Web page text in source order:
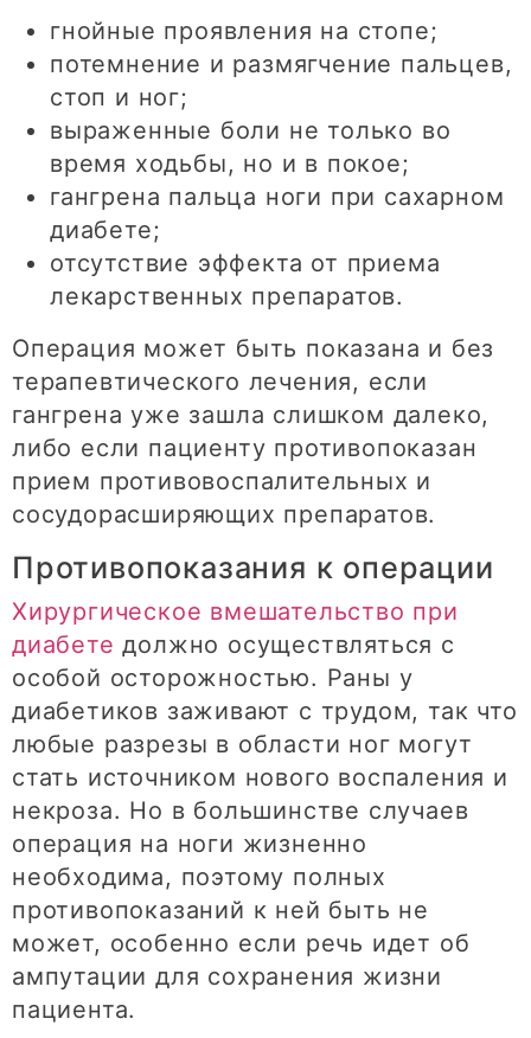
гнойные проявления на стопе;
потемнение и размягчение пальцев,
стоп и ног;
выраженные боли не только во
время ходьбы, но и в покое;
гангрена пальца ноги при сахарном
диабете;
отсутствие эффекта от приема
лекарственных препаратов.
Операция может быть показана и без
терапевтического лечения, если
гангрена уже зашла слишком далеко,
либо если пациенту противопоказан
прием противовоспалительных и
сосудорасширяющих препаратов.
Противопоказания к операции
Хирургическое вмешательство при
диабете должно осуществляться с
особой осторожностью. Раны у
диабетиков заживают с трудом, так что
любые разрезы в области ног могут
стать источником нового воспаления и
некроза. Но в большинстве случаев
операция на ноги жизненно
необходима, поэтому полных
противопоказаний к ней быть не
может, особенно если речь идет об
ампутации для сохранения жизни
пациента.